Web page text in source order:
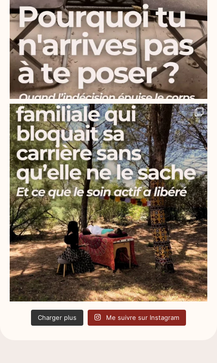
Charger plus Me suivre sur Instagram